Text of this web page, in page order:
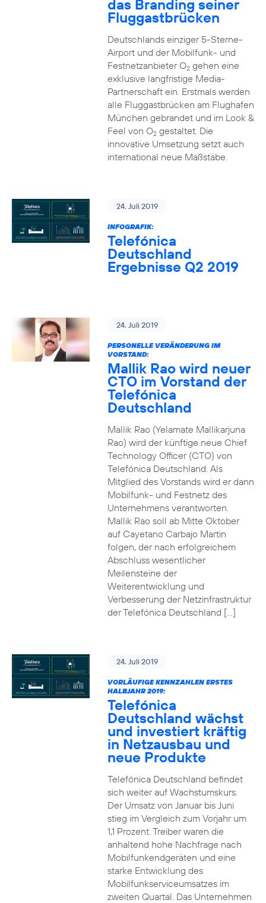
das Branding seiner
Fluggastbrücken
Deutschlands einziger 5-Sterne-
Airport und der Mobilfunk- und
Festnetzanbieter O2gehen eine
exklusive langfristige Media-
Partnerschaft ein. Erstmals werden
alle Fluggastbrücken am Flughafen
München gebrandet und im Look &
Feel von O2gestaltet. Die
innovative Umsetzung setzt auch
international neue Maßstäbe.
24. Juli 2019
INFOGRAFIK:
Telefónica
Deutschland
Ergebnisse Q2 2019
24. Juli 2019
PERSONELLE VERÄNDERUNG IM
VORSTAND:
Mallik Rao wird neuer
CTO im Vorstand der
Telefónica
Deutschland
Mallik Rao (Yelamate Mallikarjuna
Rao) wird der künftige neue Chief
Technology Officer (CTO) von
Telefónica Deutschland. Als
Mitglied des Vorstands wird er dann
Mobilfunk- und Festnetz des
Unternehmens verantworten.
Mallik Rao soll ab Mitte Oktober
auf Cayetano Carbajo Martin
folgen, der nach erfolgreichem
Abschluss wesentlicher
Meilensteine der
Weiterentwicklung und
Verbesserung der Netzinfrastruktur
der Telefónica Deutschland […]
24. Juli 2019
VORLÄUFIGE KENNZAHLEN ERSTES
HALBJAHR 2019:
Telefónica
Deutschland wächst
und investiert kräftig
in Netzausbau und
neue Produkte
Telefónica Deutschland befindet
sich weiter auf Wachstumskurs.
Der Umsatz von Januar bis Juni
stieg im Vergleich zum Vorjahr um
1,1 Prozent. Treiber waren die
anhaltend hohe Nachfrage nach
Mobilfunkendgeräten und eine
starke Entwicklung des
Mobilfunkserviceumsatzes im
zweiten Quartal. Das Unternehmen